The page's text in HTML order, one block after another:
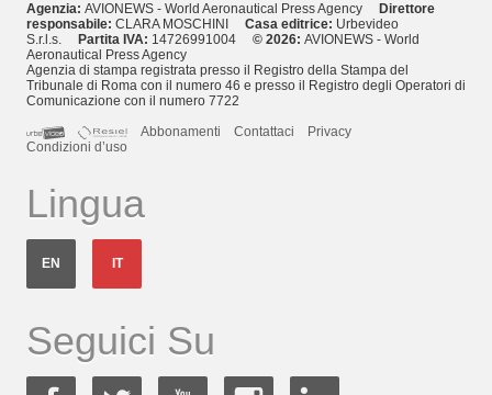
Agenzia: AVIONEWS - World Aeronautical Press Agency
Direttore
responsabile: CLARA MOSCHINI Casa editrice: Urbevideo
S.r.l.s.
Partita IVA: 14726991004 © 2026: AVIONEWS - World
Aeronautical Press Agency
Agenzia di stampa registrata presso il Registro della Stampa del
Tribunale di Roma con il numero 46 e presso il Registro degli Operatori di
Comunicazione con il numero 7722
Abbonamenti
Contattaci
Privacy
Condizioni d’uso
Lingua
EN IT
Seguici Su